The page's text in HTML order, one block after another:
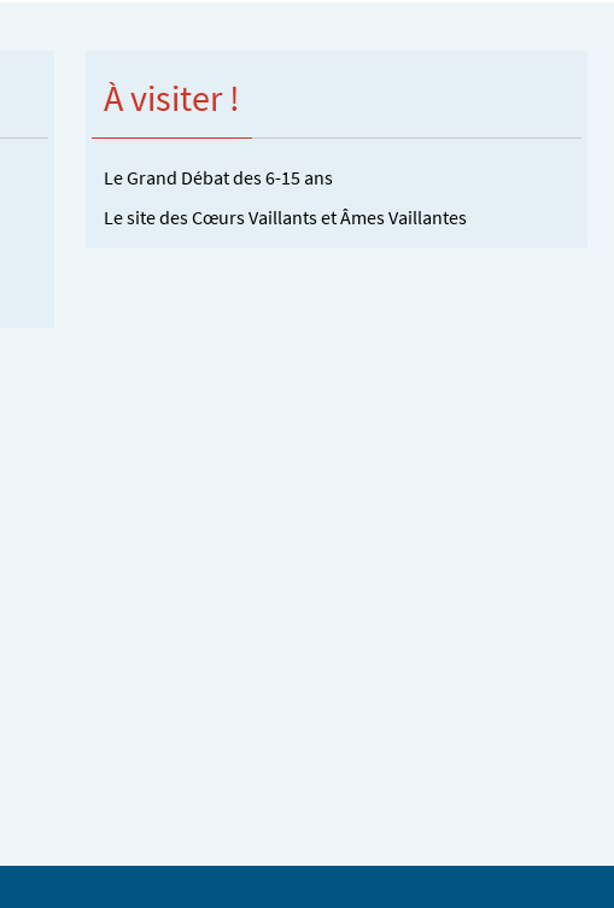
À visiter !
Le Grand Débat des 6-15 ans
Le site des Cœurs Vaillants et Âmes Vaillantes